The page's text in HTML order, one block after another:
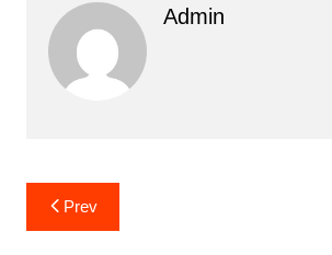
Admin
Post
navigation
Prev